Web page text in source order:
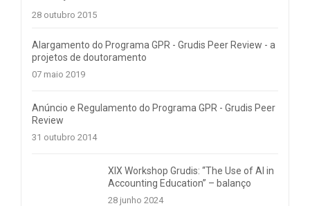
28 outubro 2015
Alargamento do Programa GPR - Grudis Peer Review - a
projetos de doutoramento
07 maio 2019
Anúncio e Regulamento do Programa GPR - Grudis Peer
Review
31 outubro 2014
XIX Workshop Grudis: “The Use of AI in
Accounting Education” – balanço
28 junho 2024